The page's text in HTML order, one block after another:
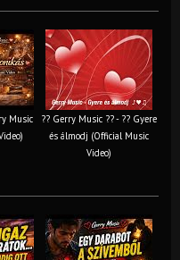
Music
?? Gerry Music ?? - ?? Gyere
és álmodj (Official Music
Video)